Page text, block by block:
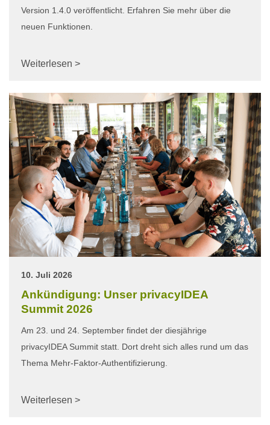
Version 1.4.0 veröffentlicht. Erfahren Sie mehr über die
neuen Funktionen.
Weiterlesen >
10. Juli 2026
Ankündigung: Unser privacyIDEA
Summit 2026
Am 23. und 24. September findet der diesjährige
privacyIDEA Summit statt. Dort dreht sich alles rund um das
Thema Mehr-Faktor-Authentifizierung.
Weiterlesen >